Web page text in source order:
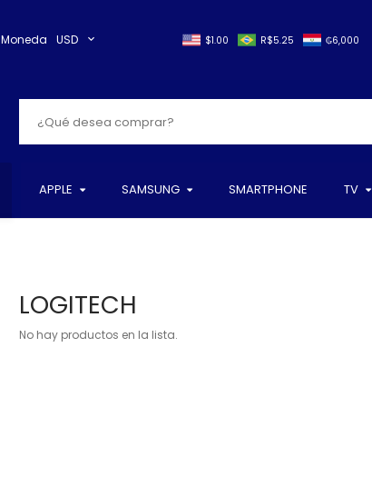
Moneda USD $1.00 ₲6,000
R$5.25
APPLE SAMSUNG SMARTPHONE TV
LOGITECH
No hay productos en la lista.